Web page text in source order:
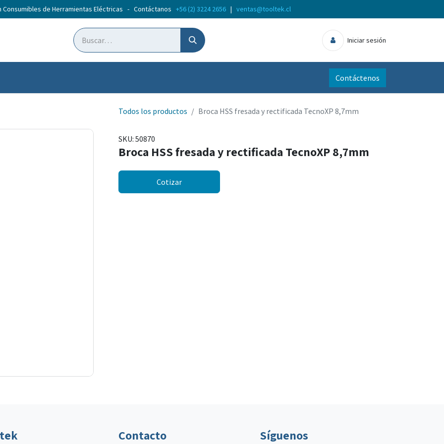
Consumibles de Herramientas Eléctricas - Contáctanos +56 (2) 3224 2656 | ventas@tooltek.cl
Iniciar sesión
Contáctenos
Todos los productos Broca HSS fresada y rectificada TecnoXP 8,7mm
SKU: 50870
Broca HSS fresada y rectificada TecnoXP 8,7mm
Cotizar
Contacto Síguenos